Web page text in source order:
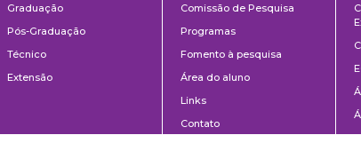
Graduação
Pós-Graduação
Técnico
Extensão
Comissão de Pesquisa
Programas
Fomento à pesquisa
Área do aluno
Links
Contato